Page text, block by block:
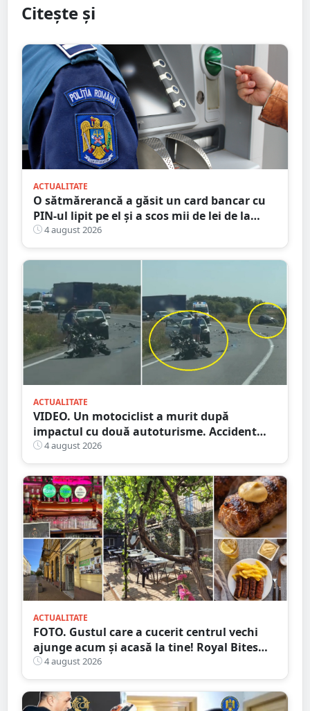
Citește și
ACTUALITATE
O sătmărerancă a găsit un card bancar cu
PIN-ul lipit pe el și a scos mii de lei de la
bancomat
4 august 2026
ACTUALITATE
VIDEO. Un motociclist a murit după
impactul cu două autoturisme. Accident
cumplit în județul vecin
4 august 2026
ACTUALITATE
FOTO. Gustul care a cucerit centrul vechi
ajunge acum și acasă la tine! Royal Bites
(fosta Zahana) livrează la domiciliu
4 august 2026